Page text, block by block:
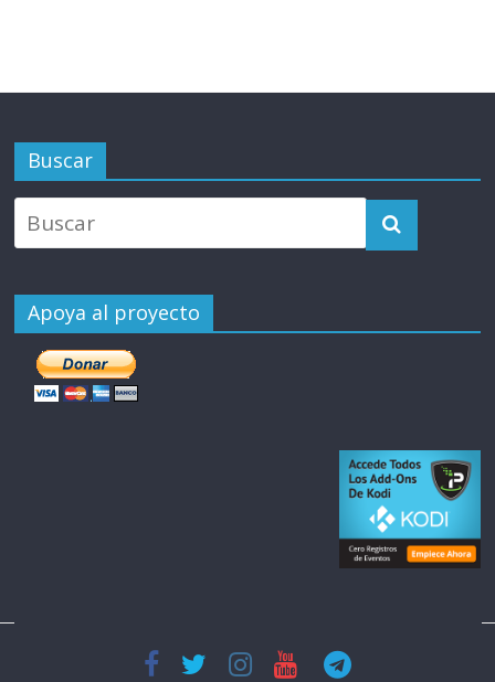
Buscar
Apoya al proyecto